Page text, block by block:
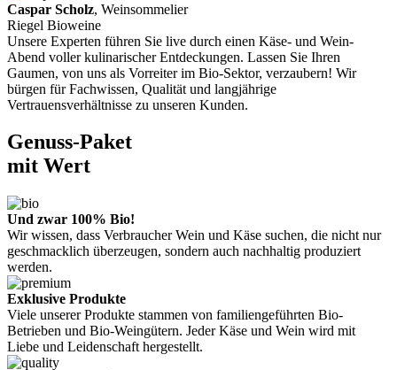
Caspar Scholz, Weinsommelier
Riegel Bioweine
Unsere Experten führen Sie live durch einen Käse- und Wein-
Abend voller kulinarischer Entdeckungen. Lassen Sie Ihren
Gaumen, von uns als Vorreiter im Bio-Sektor, verzaubern! Wir
bürgen für Fachwissen, Qualität und langjährige
Vertrauensverhältnisse zu unseren Kunden.
Genuss-Paket
mit Wert
Und zwar 100% Bio!
Wir wissen, dass Verbraucher Wein und Käse suchen, die nicht nur
geschmacklich überzeugen, sondern auch nachhaltig produziert
werden.
Exklusive Produkte
Viele unserer Produkte stammen von familiengeführten Bio-
Betrieben und Bio-Weingütern. Jeder Käse und Wein wird mit
Liebe und Leidenschaft hergestellt.